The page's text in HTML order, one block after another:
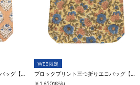
WEB限定
￥1,650(税込)